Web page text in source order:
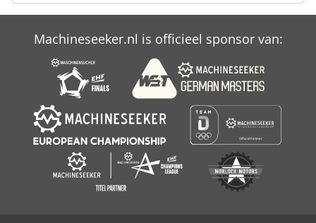
Deutzfahr Km 25
Hydraulische Aggregaat
John Deere 2500
Machineseeker.nl is officieel sponsor van: